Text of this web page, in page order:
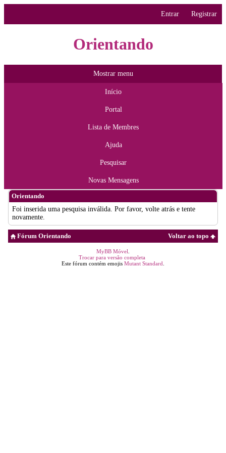
Entrar Registrar
Orientando
Mostrar menu
Início
Portal
Lista de Membres
Ajuda
Pesquisar
Novas Mensagens
Orientando
Foi inserida uma pesquisa inválida. Por favor, volte atrás e tente
novamente.
Voltar ao topo
Fórum Orientando
MyBB Móvel
Trocar para versão completa
Este fórum contém emojis Mutant Standard